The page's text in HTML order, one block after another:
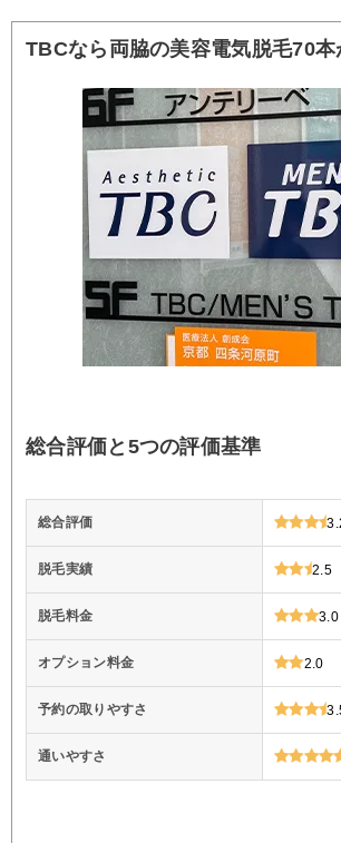
TBCなら両脇の美容電気脱毛70本
総合評価と5つの評価基準
総合評価
脱毛実績 2.5
脱毛料金 3.0
オプション料金 2.0
予約の取りやすさ
通いやすさ